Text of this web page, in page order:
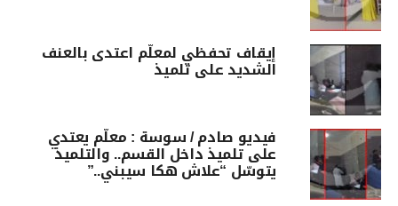
إيقاف تحفظي لمعلّم اعتدى بالعنف
الشديد على تلميذ
فيديو صادم / سوسة : معلّم يعتدي
على تلميذ داخل القسم.. والتلميذ
يتوسّل “علاش هكا سيبني..”